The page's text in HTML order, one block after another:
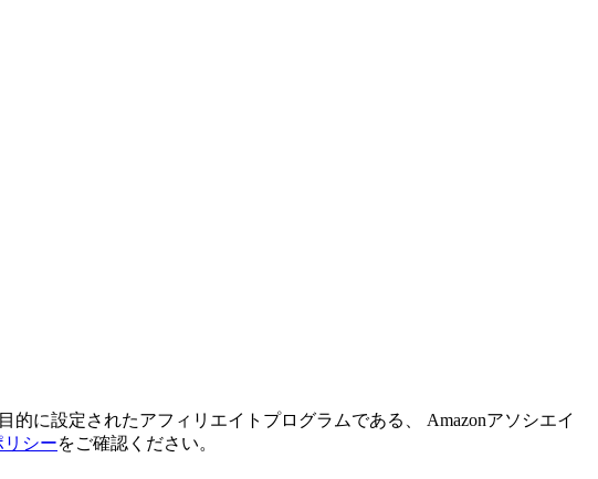
に設定されたアフィリエイトプログラムである、 Amazonアソシエイ
リシーをご確認ください。